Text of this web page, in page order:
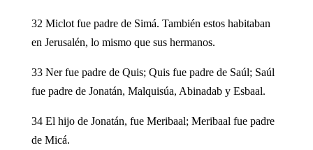
32 Miclot fue padre de Simá. También estos habitaban
en Jerusalén, lo mismo que sus hermanos.
33 Ner fue padre de Quis; Quis fue padre de Saúl; Saúl
fue padre de Jonatán, Malquisúa, Abinadab y Esbaal.
34 El hijo de Jonatán, fue Meribaal; Meribaal fue padre
de Micá.